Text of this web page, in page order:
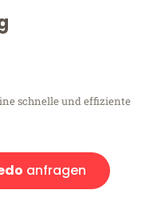
schnelle und effiziente
anfragen